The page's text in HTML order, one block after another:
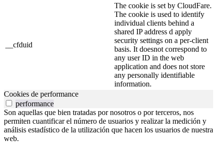
__cfduid
The cookie is set by CloudFare.
The cookie is used to identify
individual clients behind a
shared IP address d apply
security settings on a per-client
basis. It doesnot correspond to
any user ID in the web
application and does not store
any personally identifiable
information.
Cookies de performance
performance
Son aquellas que bien tratadas por nosotros o por terceros, nos
permiten cuantificar el número de usuarios y realizar la medición y
análisis estadístico de la utilización que hacen los usuarios de nuestra
web.